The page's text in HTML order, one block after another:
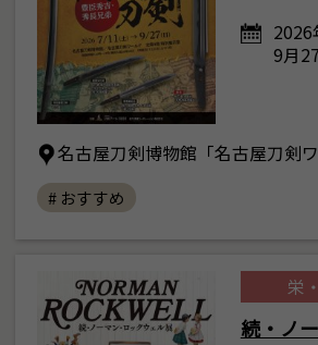
2026
9月
名古屋刀剣博物館「名古屋刀剣ワ
# おすすめ
栄
続・ノ